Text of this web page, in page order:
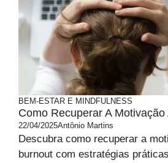
BEM-ESTAR E MINDFULNESS
Como Recuperar A
22/04/2025Antônio Martins
Descubra como recuperar a
burnout com estratégias